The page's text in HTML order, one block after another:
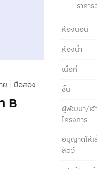
ย มือสอง
B
ราคา
ห้องนอน
ห้องน้ำ
เนื้อที่
ชั้น
ผู้พัฒนา/เจ้
โครงการ
อนุญาตให้เ
สัตว์